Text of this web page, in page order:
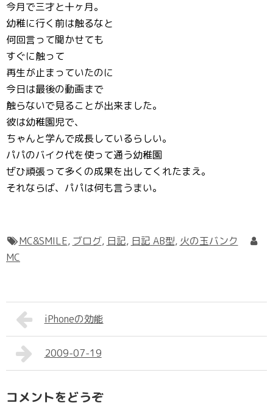
今月で三才と十ヶ月。
幼稚に行く前は触るなと
何回言って聞かせても
すぐに触って
再生が止まっていたのに
今日は最後の動画まで
触らないで見ることが出来ました。
彼は幼稚園児で、
ちゃんと学んで成長しているらしい。
パパのバイク代を使って通う幼稚園
ぜひ頑張って多くの成果を出してくれたまえ。
それならば、パパは何も言うまい。
MC&SMILE, ブログ, 日記, 日記 AB型, 火の玉バンク
MC
iPhoneの効能
2009-07-19
コメントをどうぞ